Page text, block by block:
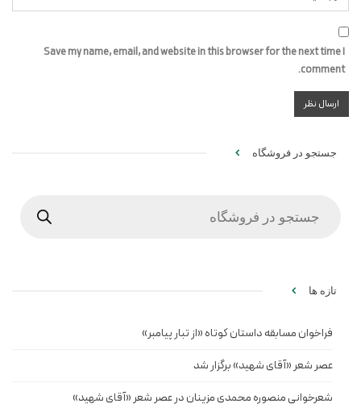
Save my name, email, and website in this browser for the next time I
comment.
جستجو در فروشگاه
تازه ها
فراخوان مسابقه داستان کوتاه «از تبار پیامبر»
عصر شعر «آقای شهید» برگزار شد
شعرخوانی منصوره محمدی مزینان در عصر شعر «آقای شهید»